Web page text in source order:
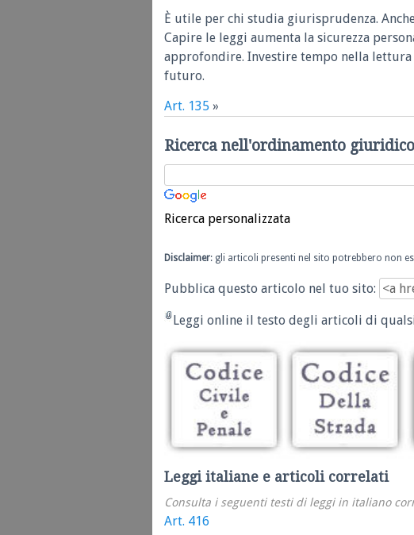
È utile per chi studia giurisprudenza.
Capire le leggi aumenta la sicurezza
approfondire. Investire tempo nella
futuro.
Art. 135 »
Ricerca nell'ordinamento giuridico
Ricerca personalizzata
Disclaimer: gli articoli presenti nel sito potrebbero non
Pubblica questo articolo nel tuo sito:
Leggi online il testo degli articoli di
Leggi italiane e articoli correlati
Consulta i seguenti testi di leggi in italiano
Art. 416